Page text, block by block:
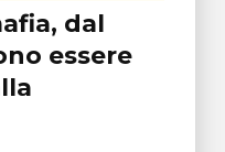
dal
essere